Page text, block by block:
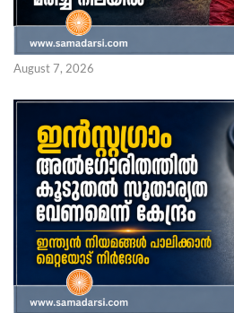
August 7, 2026